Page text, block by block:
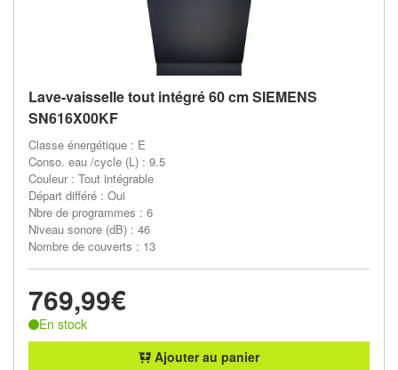
Lave-vaisselle tout intégré 60 cm SIEMENS
SN616X00KF
Classe énergétique : E
Conso. eau /cycle (L) : 9.5
Couleur : Tout intégrable
Départ différé : Oui
Nbre de programmes : 6
Niveau sonore (dB) : 46
Nombre de couverts : 13
769,99€
En stock
Ajouter au panier